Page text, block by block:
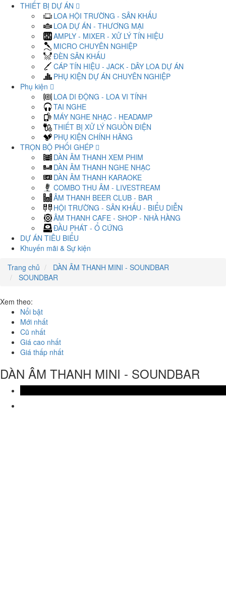
THIẾT BỊ DỰ ÁN
LOA HỘI TRƯỜNG - SÂN KHẤU
LOA DỰ ÁN - THƯƠNG MẠI
AMPLY - MIXER - XỬ LÝ TÍN HIỆU
MICRO CHUYÊN NGHIỆP
ĐÈN SÂN KHẤU
CÁP TÍN HIỆU - JACK - DÂY LOA DỰ ÁN
PHỤ KIỆN DỰ ÁN CHUYÊN NGHIỆP
Phụ kiện
LOA DI ĐỘNG - LOA VI TÍNH
TAI NGHE
MÁY NGHE NHẠC - HEADAMP
THIẾT BỊ XỬ LÝ NGUỒN ĐIỆN
PHỤ KIỆN CHÍNH HÃNG
TRỌN BỘ PHỐI GHÉP
DÀN ÂM THANH XEM PHIM
DÀN ÂM THANH NGHE NHẠC
DÀN ÂM THANH KARAOKE
COMBO THU ÂM - LIVESTREAM
ÂM THANH BEER CLUB - BAR
HỘI TRƯỜNG - SÂN KHẤU - BIỂU DIỄN
ÂM THANH CAFE - SHOP - NHÀ HÀNG
ĐẦU PHÁT - Ổ CỨNG
DỰ ÁN TIÊU BIỂU
Khuyến mãi & Sự kiện
Trang chủ
DÀN ÂM THANH MINI - SOUNDBAR
SOUNDBAR
Xem theo:
Nổi bật
Mới nhất
Cũ nhất
Giá cao nhất
Giá thấp nhất
DÀN ÂM THANH MINI - SOUNDBAR